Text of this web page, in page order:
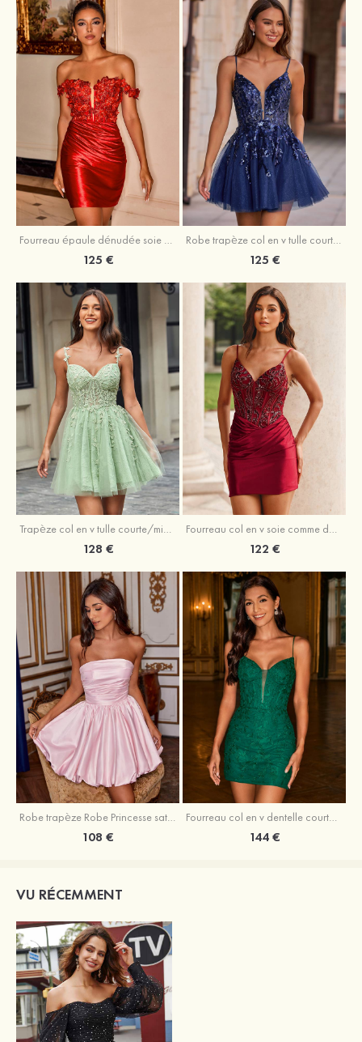
Fourreau épaule dénudée soie comme du satin courte/mini robe de fête de la rentrée
125 €
Robe trapèze col en v tulle courte/mini robe de fête de la rentrée avec poches paillettes
125 €
128 € 122 €
Robe trapèze Robe Princesse satin sans manches courte/mini robe de fête de la rentrée
108 €
Fourreau col en v dentelle courte/mini robe de fête de la rentré avec perles
144 €
VU RÉCEMMENT